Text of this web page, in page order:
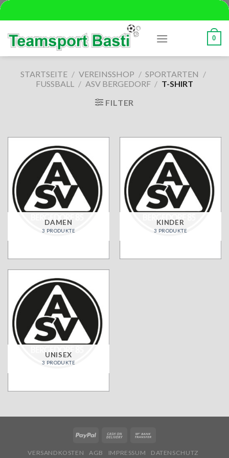
Skip
to
content
0
STARTSEITE / VEREINSSHOP / SPORTARTEN /
FUSSBALL
/ ASV BERGEDORF / T-SHIRT
FILTER
DAMEN
3 PRODUKTE
KINDER
3 PRODUKTE
UNISEX
3 PRODUKTE
VERSANDKOSTEN AGB IMPRESSUM
DATENSCHUTZ